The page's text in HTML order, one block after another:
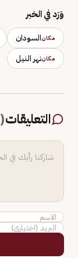
وَرَد في الخبر
مكانالسودان
مكاننهر النيل
التعليقات(